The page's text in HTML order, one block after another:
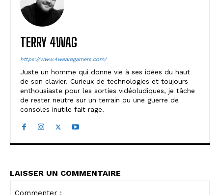
TERRY 4WAG
https://www.4wearegamers.com/
Juste un homme qui donne vie à ses idées du haut
de son clavier. Curieux de technologies et toujours
enthousiaste pour les sorties vidéoludiques, je tâche
de rester neutre sur un terrain ou une guerre de
consoles inutile fait rage.
LAISSER UN COMMENTAIRE